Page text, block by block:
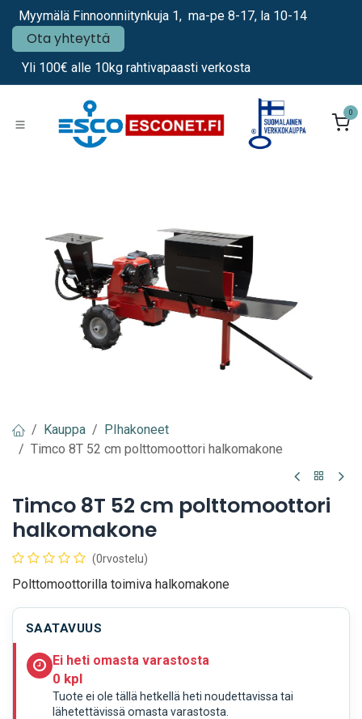
Siirry sisältöön
Myymälä Finnoonniitynkuja 1, ma-pe 8-17, la 10-14
Ota yhteyttä
Yli 100€ alle 10kg rahtivapaasti verkosta
0
Kauppa
PIhakoneet
Timco 8T 52 cm polttomoottori halkomakone
Timco 8T 52 cm polttomoottori
halkomakone
(0rvostelu)
Polttomoottorilla toimiva halkomakone
SAATAVUUS
Ei heti omasta varastosta
0 kpl
Tuote ei ole tällä hetkellä heti noudettavissa tai
lähetettävissä omasta varastosta.